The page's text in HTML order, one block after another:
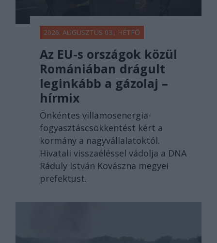
2026. AUGUSZTUS 03., HÉTFŐ
Az EU-s országok közül
Romániában drágult
leginkább a gázolaj –
hírmix
Önkéntes villamosenergia-
fogyasztáscsökkentést kért a
kormány a nagyvállalatoktól.
Hivatali visszaéléssel vádolja a DNA
Ráduly István Kovászna megyei
prefektust.